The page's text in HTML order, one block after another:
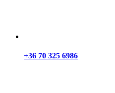
+36 70 325 6986